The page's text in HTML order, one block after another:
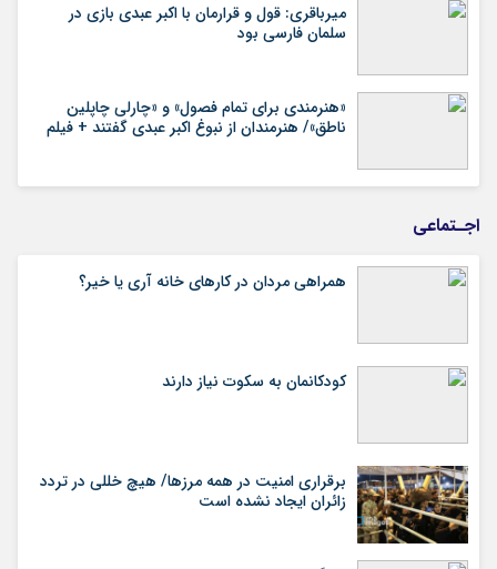
میرباقری: قول و قرارمان با اکبر عبدی بازی در
سلمان فارسی بود
«هنرمندی برای تمام فصول» و «چارلی چاپلین
ناطق»/ هنرمندان از نبوغ اکبر عبدی گفتند + فیلم
اجـتماعی
همراهی مردان در کارهای خانه آری یا خیر؟
کودکانمان به سکوت نیاز دارند
برقراری امنیت در همه مرزها/ هیچ‌ خللی در تردد
زائران ایجاد نشده است